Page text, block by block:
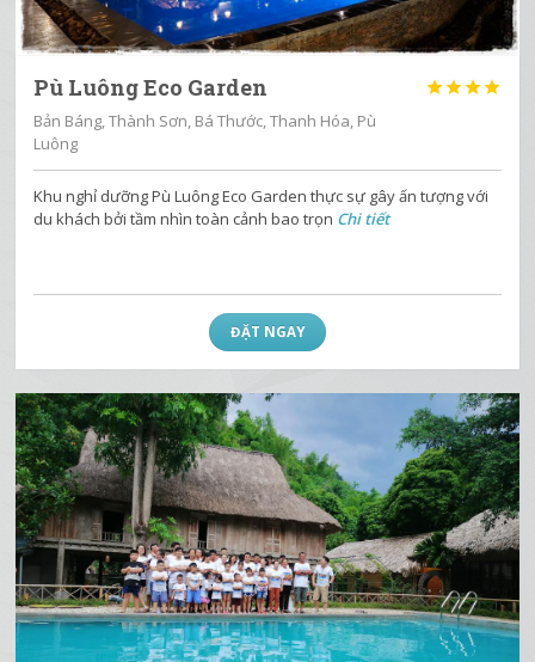
Pù Luông Eco Garden 
Bản Báng, Thành Sơn, Bá Thước, Thanh Hóa, Pù
Luông
Khu nghỉ dưỡng Pù Luông Eco Garden thực sự gây ấn tượng với
du khách bởi tầm nhìn toàn cảnh bao trọn Chi tiết
ĐẶT NGAY